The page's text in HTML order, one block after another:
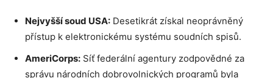
Nejvyšší soud USA: Desetikrát získal neoprávněný
přístup k elektronickému systému soudních spisů.
AmeriCorps: Síť federální agentury zodpovědné za
správu národních dobrovolnických programů byla